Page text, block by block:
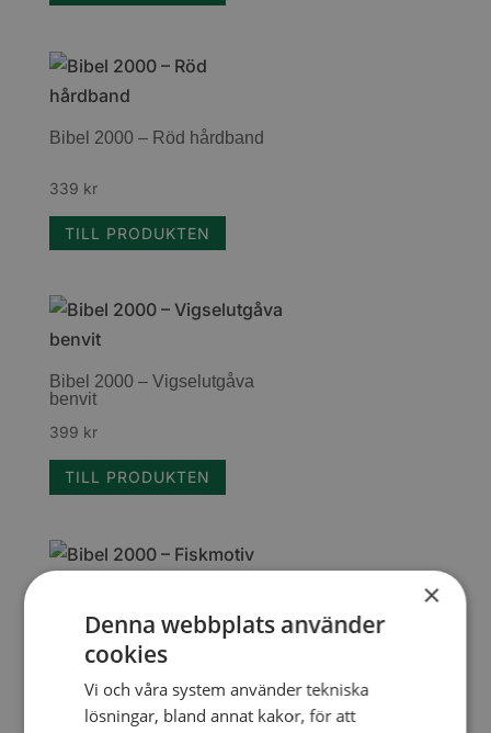
Bibel 2000 – Röd hårdband
339 kr
TILL PRODUKTEN
Bibel 2000 – Vigselutgåva
benvit
399 kr
TILL PRODUKTEN
Bibel 2000 – Fiskmotiv textil
TILL PRODUKTEN
×
Denna webbplats använder
cookies
Vi och våra system använder tekniska
lösningar, bland annat kakor, för att